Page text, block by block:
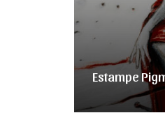
Estampe